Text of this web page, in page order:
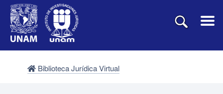
Biblioteca Jurídica Virtual